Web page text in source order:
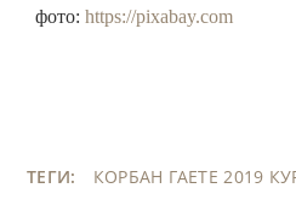
фото: https://pixabay.com
ТЕГИ: КОРБАН ГАЕТЕ 2019